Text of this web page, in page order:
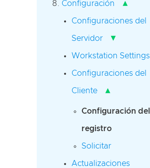
Configuración ▴
Configuraciones del
Servidor ▾
Workstation Settings
Configuraciones del
Cliente ▴
Configuración del
registro
Solicitar
Actualizaciones